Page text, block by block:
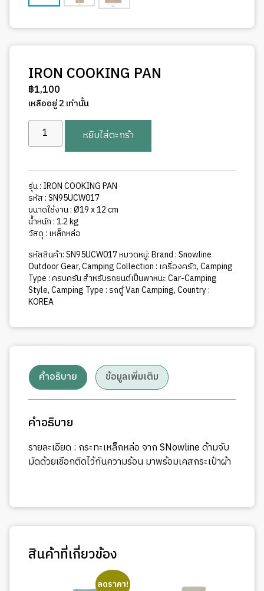
IRON COOKING PAN
฿1,100
เหลืออยู่ 2 เท่านั้น
จำนวน
IRON
COOKING
PAN
ชิ้น
หยิบใส่ตะกร้า
รุ่น : IRON COOKING PAN
รหัส : SN95UCW017
ขนาดใช้งาน : Ø19 x 12 cm
น้ำหนัก : 1.2 kg
วัสดุ : เหล็กหล่อ
รหัสสินค้า:SN95UCW017หมวดหมู่:Brand : Snowline
Outdoor Gear,Camping Collection : เครื่องครัว,Camping
Type : ครบครัน สำหรับรถยนต์เป็นพาหนะ Car-Camping
Style,Camping Type : รถตู้ Van Camping,Country :
KOREA
คำอธิบาย ข้อมูลเพิ่มเติม
คำอธิบาย
รายละเอียด : กระทะเหล็กหล่อ จาก SNowline ด้ามจับ
มัดด้วยเชือกติดไว้กันความร้อน มาพร้อมเคสกระเป๋าผ้า
สินค้าที่เกี่ยวข้อง
ลดราคา!